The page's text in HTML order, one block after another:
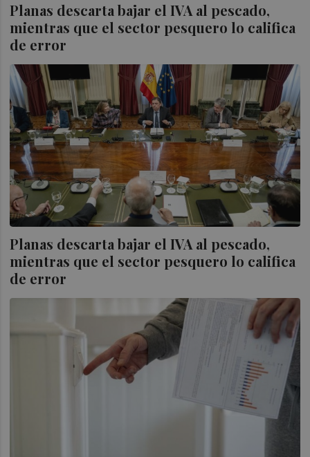
Planas descarta bajar el IVA al pescado,
mientras que el sector pesquero lo califica
de error
Planas descarta bajar el IVA al pescado,
mientras que el sector pesquero lo califica
de error